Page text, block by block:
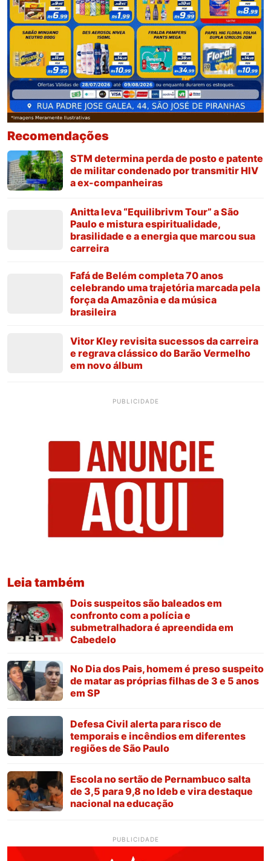
Recomendações
STM determina perda de posto e patente
de militar condenado por transmitir HIV
a ex-companheiras
Anitta leva “Equilibrivm Tour” a São
Paulo e mistura espiritualidade,
brasilidade e a energia que marcou sua
carreira
Fafá de Belém completa 70 anos
celebrando uma trajetória marcada pela
força da Amazônia e da música
brasileira
Vitor Kley revisita sucessos da carreira
e regrava clássico do Barão Vermelho
em novo álbum
PUBLICIDADE
Leia também
Dois suspeitos são baleados em
confronto com a polícia e
submetralhadora é apreendida em
Cabedelo
No Dia dos Pais, homem é preso suspeito
de matar as próprias filhas de 3 e 5 anos
em SP
Defesa Civil alerta para risco de
temporais e incêndios em diferentes
regiões de São Paulo
Escola no sertão de Pernambuco salta
de 3,5 para 9,8 no Ideb e vira destaque
nacional na educação
PUBLICIDADE